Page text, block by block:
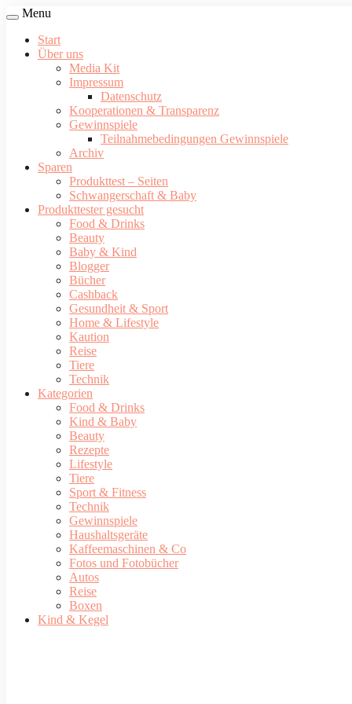
Menu
Start
Über uns
Media Kit
Impressum
Datenschutz
Kooperationen & Transparenz
Gewinnspiele
Teilnahmebedingungen Gewinnspiele
Archiv
Sparen
Produkttest – Seiten
Schwangerschaft & Baby
Produkttester gesucht
Food & Drinks
Beauty
Baby & Kind
Blogger
Bücher
Cashback
Gesundheit & Sport
Home & Lifestyle
Kaution
Reise
Tiere
Technik
Kategorien
Food & Drinks
Kind & Baby
Beauty
Rezepte
Lifestyle
Tiere
Sport & Fitness
Technik
Gewinnspiele
Haushaltsgeräte
Kaffeemaschinen & Co
Fotos und Fotobücher
Autos
Reise
Boxen
Kind & Kegel